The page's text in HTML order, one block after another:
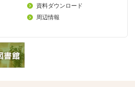
資料ダウンロード
周辺情報